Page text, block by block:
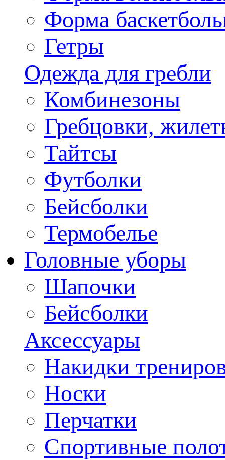
Форма
Гетры
Одежда для гребли
Комбинезоны
Гребцовки,
Тайтсы
Футболки
Бейсболки
Термобелье
Головные уборы
Шапочки
Бейсболки
Аксессуары
Накидки
Носки
Перчатки
Спортивные